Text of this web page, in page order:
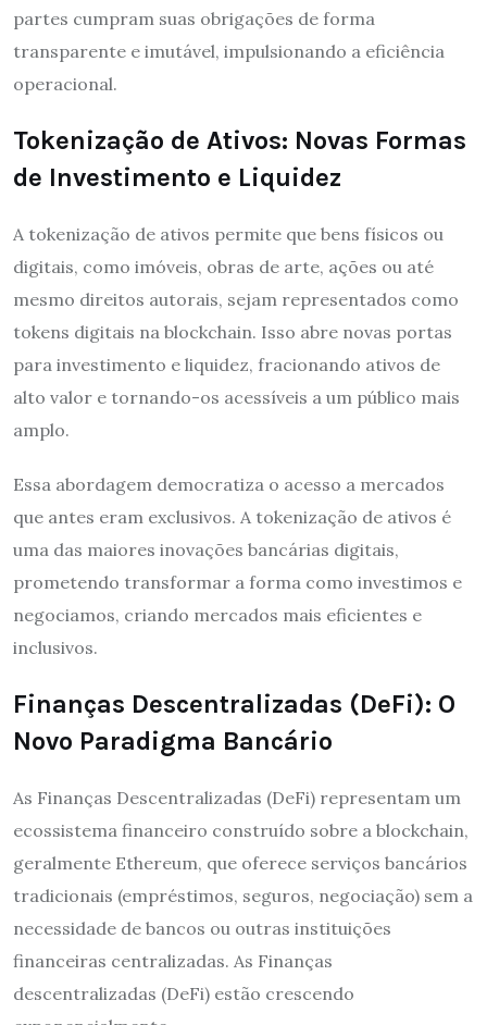
partes cumpram suas obrigações de forma
transparente e imutável, impulsionando a eficiência
operacional.
Tokenização de Ativos: Novas Formas
de Investimento e Liquidez
A tokenização de ativos permite que bens físicos ou
digitais, como imóveis, obras de arte, ações ou até
mesmo direitos autorais, sejam representados como
tokens digitais na blockchain. Isso abre novas portas
para investimento e liquidez, fracionando ativos de
alto valor e tornando-os acessíveis a um público mais
amplo.
Essa abordagem democratiza o acesso a mercados
que antes eram exclusivos. A tokenização de ativos é
uma das maiores inovações bancárias digitais,
prometendo transformar a forma como investimos e
negociamos, criando mercados mais eficientes e
inclusivos.
Finanças Descentralizadas (DeFi): O
Novo Paradigma Bancário
As Finanças Descentralizadas (DeFi) representam um
ecossistema financeiro construído sobre a blockchain,
geralmente Ethereum, que oferece serviços bancários
tradicionais (empréstimos, seguros, negociação) sem a
necessidade de bancos ou outras instituições
financeiras centralizadas. As Finanças
descentralizadas (DeFi) estão crescendo